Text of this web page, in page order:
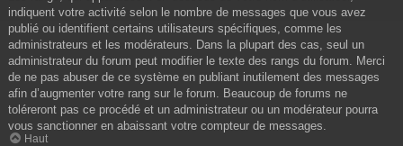
indiquent votre activité selon le nombre de messages que vous avez
publié ou identifient certains utilisateurs spécifiques, comme les
administrateurs et les modérateurs. Dans la plupart des cas, seul un
administrateur du forum peut modifier le texte des rangs du forum. Merci
de ne pas abuser de ce système en publiant inutilement des messages
afin d’augmenter votre rang sur le forum. Beaucoup de forums ne
toléreront pas ce procédé et un administrateur ou un modérateur pourra
vous sanctionner en abaissant votre compteur de messages.
Haut